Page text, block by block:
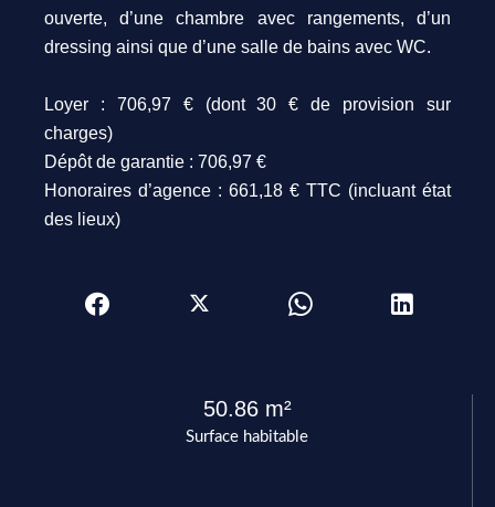
Surface habitable
50.86 m²
ouverte, d’une chambre avec rangements, d’un
dressing ainsi que d’une salle de bains avec WC.
Loyer : 706,97 € (dont 30 € de provision sur
charges)
Dépôt de garantie : 706,97 €
Honoraires d’agence : 661,18 € TTC (incluant état
des lieux)